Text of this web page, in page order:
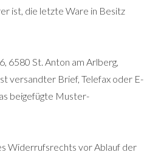
ist, die letzte Ware in Besitz
6580 St. Anton am Arlberg,
versandter Brief, Telefax oder E-
beigefügte Muster-
Widerrufsrechts vor Ablauf der